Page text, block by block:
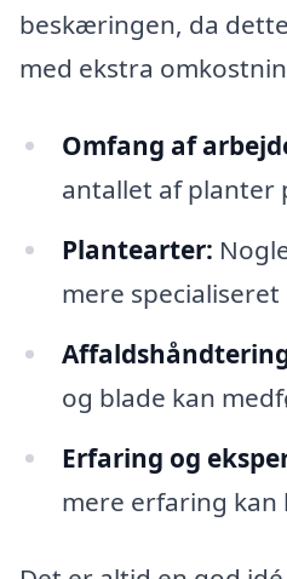
beskæringen, da
med ekstra
Omfang af
antallet af planter
Plantearter:
mere
og blade kan
Erfaring og
mere erfaring kan